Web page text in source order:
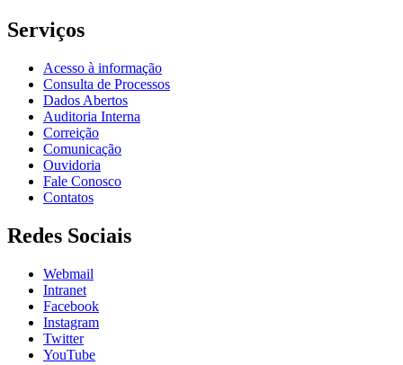
Serviços
Acesso à informação
Consulta de Processos
Dados Abertos
Auditoria Interna
Correição
Comunicação
Ouvidoria
Fale Conosco
Contatos
Redes Sociais
Webmail
Intranet
Facebook
Instagram
Twitter
YouTube